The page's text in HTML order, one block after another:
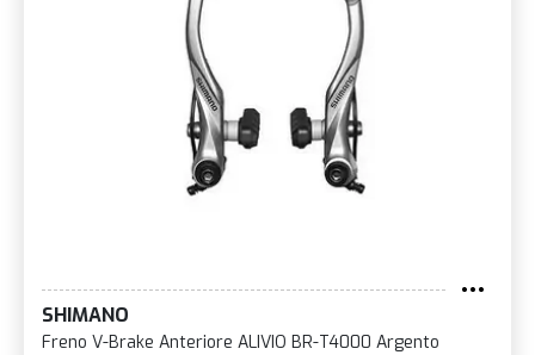
SHIMANO
Freno V-Brake Anteriore ALIVIO BR-T4000 Argento